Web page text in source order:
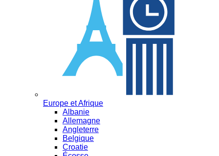
Europe et Afrique
Albanie
Allemagne
Angleterre
Belgique
Croatie